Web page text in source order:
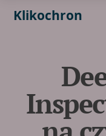
Klikochron